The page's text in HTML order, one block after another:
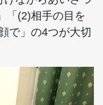
「(2)相手の目を
で」の4つが大切